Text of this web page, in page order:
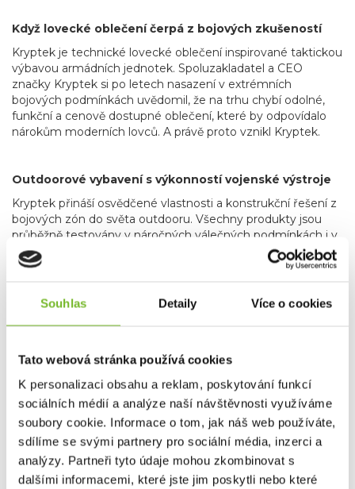
Souhlas Detaily Více o cookies
Tato webová stránka používá cookies
K personalizaci obsahu a reklam, poskytování funkcí
sociálních médií a analýze naší návštěvnosti využíváme
soubory cookie. Informace o tom, jak náš web používáte,
sdílíme se svými partnery pro sociální média, inzerci a
analýzy. Partneři tyto údaje mohou zkombinovat s
dalšími informacemi, které jste jim poskytli nebo které
Když lovecké oblečení čerpá z bojových zkušeností
Kryptek je technické lovecké oblečení inspirované taktickou
výbavou armádních jednotek. Spoluzakladatel a CEO
značky Kryptek si po letech nasazení v extrémních
bojových podmínkách uvědomil, že na trhu chybí odolné,
funkční a cenově dostupné oblečení, které by odpovídalo
nárokům moderních lovců. A právě proto vznikl Kryptek.
Outdoorové vybavení s výkonností vojenské výstroje
Kryptek přináší osvědčené vlastnosti a konstrukční řešení z
bojových zón do světa outdooru. Všechny produkty jsou
průběžně testovány v náročných válečných podmínkách i v
extrémním prostředí při lovu. Díky neustálému vývoji a
zpětné vazbě z terénu se každý další model posouvá výš –
maximální kvalitu, výkon a spolehlivost.